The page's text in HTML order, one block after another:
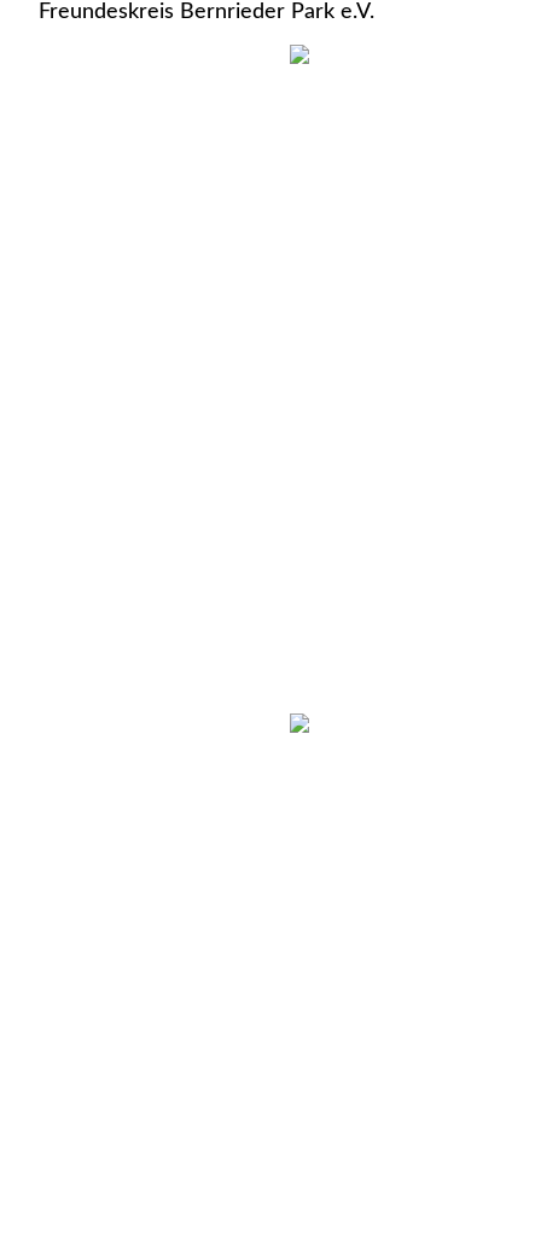
Freundeskreis Bernrieder Park e.V.